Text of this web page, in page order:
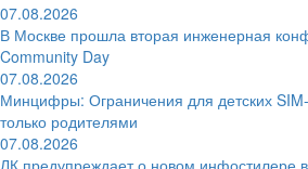
07.08.2026
В Москве прошла вторая инженерная
Community Day
07.08.2026
Минцифры: Ограничения для детских
только родителями
07.08.2026
ЛК предупреждает о новом инфостилере